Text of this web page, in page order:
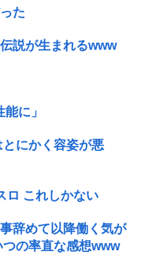
た
説が生まれるwww
に」
にかく容姿が悪
ロ これしかない
辞めて以降働く気が
の率直な感想www